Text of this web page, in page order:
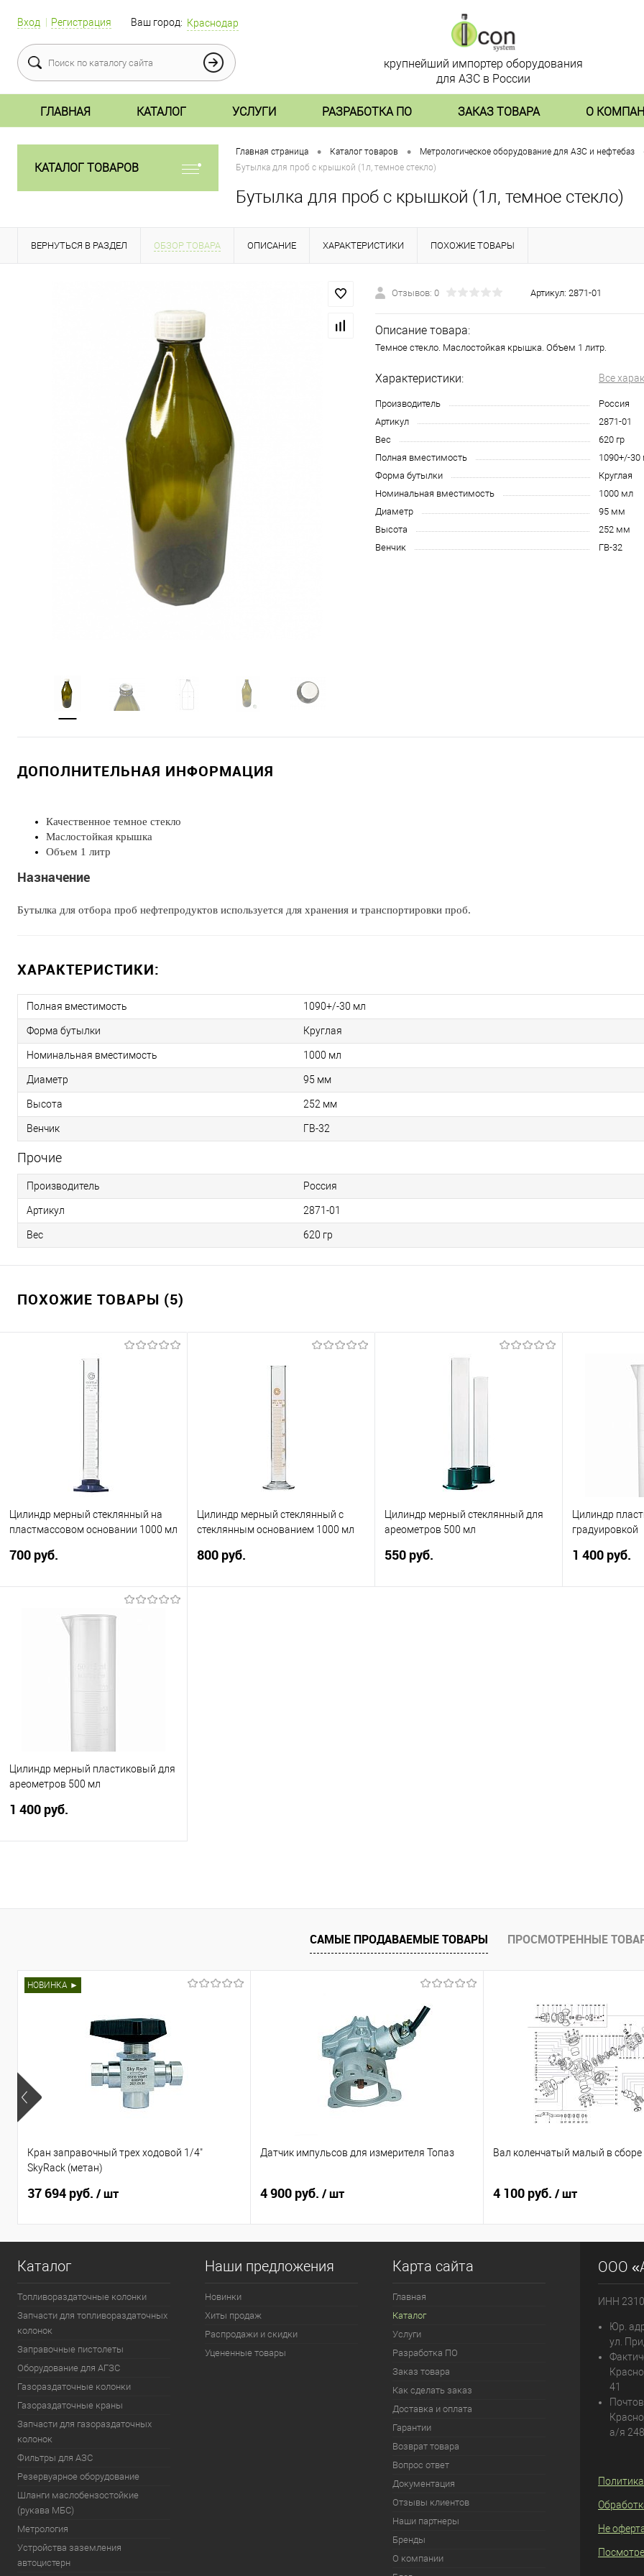
Вход Регистрация Ваш город: Краснодар
крупнейший импортер оборудования
для АЗС в России
ГЛАВНАЯ КАТАЛОГ УСЛУГИ РАЗРАБОТКА ПО ЗАКАЗ ТОВАРА О
КАТАЛОГ ТОВАРОВ
Главная страница • Каталог товаров • Метрологическое оборудование для АЗС и нефтебаз
Бутылка для проб с крышкой (1л, темное стекло)
Бутылка для проб с крышкой (1л, темное стекло)
ВЕРНУТЬСЯ В РАЗДЕЛ ОБЗОР ТОВАРА ОПИСАНИЕ ХАРАКТЕРИСТИКИ ПОХОЖИЕ ТОВАРЫ
Отзывов: 0 Артикул: 2871-01
Описание товара:
Темное стекло. Маслостойкая крышка. Объем 1 литр.
Характеристики: Все
Производитель
Россия
Артикул
2871-01
Вес
620 гр
Полная вместимость
1090+/-30
Форма бутылки
Круглая
Номинальная вместимость
1000 мл
Диаметр
95 мм
Высота
252 мм
Венчик
ГВ-32
ДОПОЛНИТЕЛЬНАЯ ИНФОРМАЦИЯ
Качественное темное стекло
Маслостойкая крышка
Объем 1 литр
Назначение
Бутылка для отбора проб нефтепродуктов используется для хранения и транспортировки проб.
ХАРАКТЕРИСТИКИ:
Полная вместимость 1090+/-30 мл
Форма бутылки Круглая
Номинальная вместимость 1000 мл
Диаметр 95 мм
Высота 252 мм
Венчик ГВ-32
Прочие
Производитель Россия
Артикул 2871-01
Вес 620 гр
ПОХОЖИЕ ТОВАРЫ (5)
Цилиндр мерный стеклянный на
пластмассовом основании 1000 мл
700 руб.
Стеклянный на пластмассовом
Подписаться
Цилиндр мерный стеклянный с
стеклянным основанием 1000 мл
800 руб.
Цилиндр мерный стеклянный для
ареометров 500 мл
550 руб.
Цилиндр
градуировкой
1 400 руб.
Цилиндр мерный пластиковый для
ареометров 500 мл
1 400 руб.
САМЫЕ ПРОДАВАЕМЫЕ ТОВАРЫ ПРОСМОТРЕННЫЕ
НОВИНКА ►
Кран заправочный трех ходовой 1/4"
SkyRack (метан)
37 694 руб. / шт
Датчик импульсов для измерителя Топаз
4 900 руб. / шт
Вал коленчатый малый в сборе
4 100 руб. / шт
Каталог
Топливораздаточные колонки
Запчасти для топливораздаточных
колонок
Заправочные пистолеты
Оборудование для АГЗС
Газораздаточные колонки
Газораздаточные краны
Запчасти для газораздаточных
колонок
Фильтры для АЗС
Резервуарное оборудование
Шланги маслобензостойкие
(рукава МБС)
Метрология
Устройства заземления
автоцистерн
Наши предложения
Новинки
Хиты продаж
Распродажи и скидки
Уцененные товары
Карта сайта
Главная
Каталог
Услуги
Разработка ПО
Заказ товара
Как сделать заказ
Доставка и оплата
Гарантии
Возврат товара
Вопрос ответ
Документация
Отзывы клиентов
Наши партнеры
Бренды
О компании
ООО
ИНН
Юр.
ул.
41
а/я
Не